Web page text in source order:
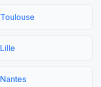
Toulouse
Lille
Nantes